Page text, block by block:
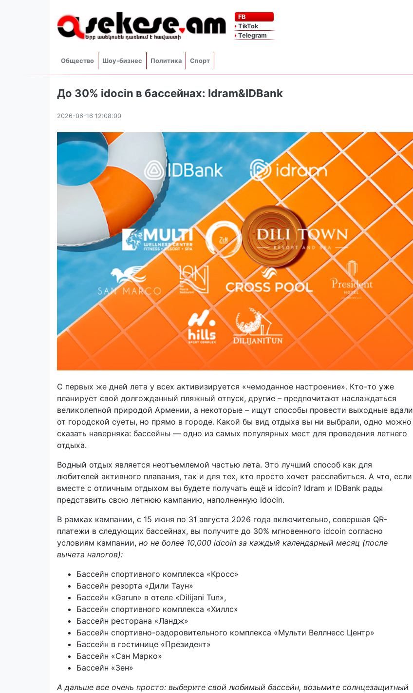
FB
TikTok
Telegram
Общество Шоу-бизнес Политика Спорт
До 30% idocin в бассейнах: Idram&IDBank
2026-06-16 12:08:00
С первых же дней лета у всех активизируется «чемоданное настроение». Кто-то уже
планирует свой долгожданный пляжный отпуск, другие – предпочитают наслаждаться
великолепной природой Армении, а некоторые – ищут способы провести выходные вдали
от городской суеты, но прямо в городе. Какой бы вид отдыха вы ни выбрали, одно можно
сказать наверняка: бассейны — одно из самых популярных мест для проведения летнего
отдыха.
Водный отдых является неотъемлемой частью лета. Это лучший способ как для
любителей активного плавания, так и для тех, кто просто хочет расслабиться. А что, если
вместе с отличным отдыхом вы будете получать ещё и idcoin? Idram и IDBank рады
представить свою летнюю кампанию, наполненную idocin.
В рамках кампании, с 15 июня по 31 августа 2026 года включительно, совершая QR-
платежи в следующих бассейнах, вы получите до 30% мгновенного idcoin согласно
условиям кампании, но не более 10,000 idcoin за каждый календарный месяц (после
вычета налогов):
Бассейн спортивного комплекса «Кросс»
Бассейн резорта «Дили Таун»
Бассейн «Garun» в отеле «Dilijani Tun»,
Бассейн спортивного комплекса «Хиллс»
Бассейн ресторана «Ландж»
Бассейн спортивно-оздоровительного комплекса «Мульти Веллнесс Центр»
Бассейн в гостинице «Президент»
Бассейн «Сан Марко»
Бассейн «Зен»
А дальше все очень просто: выберите свой любимый бассейн, возьмите солнцезащитный